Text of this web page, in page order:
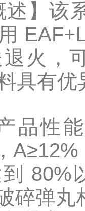
述】该
火，
具有
品性
80%
碎弹丸